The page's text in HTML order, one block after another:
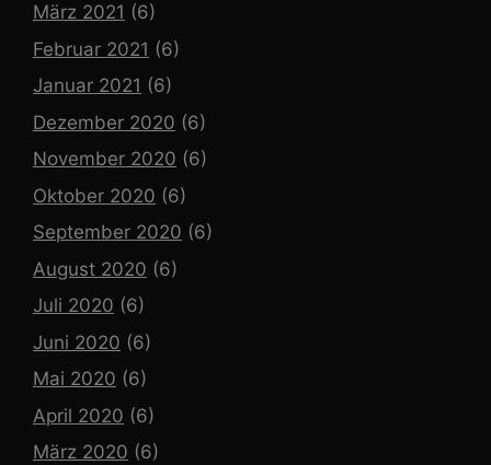
März 2021 (6)
Februar 2021 (6)
Januar 2021 (6)
Dezember 2020 (6)
November 2020 (6)
Oktober 2020 (6)
September 2020 (6)
August 2020 (6)
Juli 2020 (6)
Juni 2020 (6)
Mai 2020 (6)
April 2020 (6)
März 2020 (6)